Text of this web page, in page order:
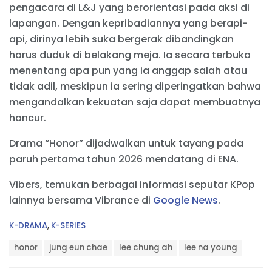
pengacara di L&J yang berorientasi pada aksi di
lapangan. Dengan kepribadiannya yang berapi-
api, dirinya lebih suka bergerak dibandingkan
harus duduk di belakang meja. Ia secara terbuka
menentang apa pun yang ia anggap salah atau
tidak adil, meskipun ia sering diperingatkan bahwa
mengandalkan kekuatan saja dapat membuatnya
hancur.
Drama “Honor” dijadwalkan untuk tayang pada
paruh pertama tahun 2026 mendatang di ENA.
Vibers, temukan berbagai informasi seputar KPop
lainnya bersama Vibrance di Google News.
C
K-DRAMA, K-SERIES
honor jung eun chae lee chung ah lee na young